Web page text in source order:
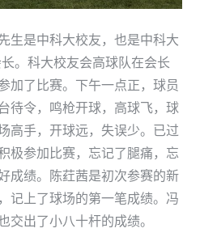
生是中科大校友，也是中科大
。科大校友会高球队在会长
加了比赛。下午一点正，球员
待令，鸣枪开球，高球飞，球
高手，开球远，失误少。已过
极参加比赛，忘记了腿痛，忘
成绩。陈荭茜是初次参赛的新
记上了球场的第一笔成绩。冯
交出了小八十杆的成绩。